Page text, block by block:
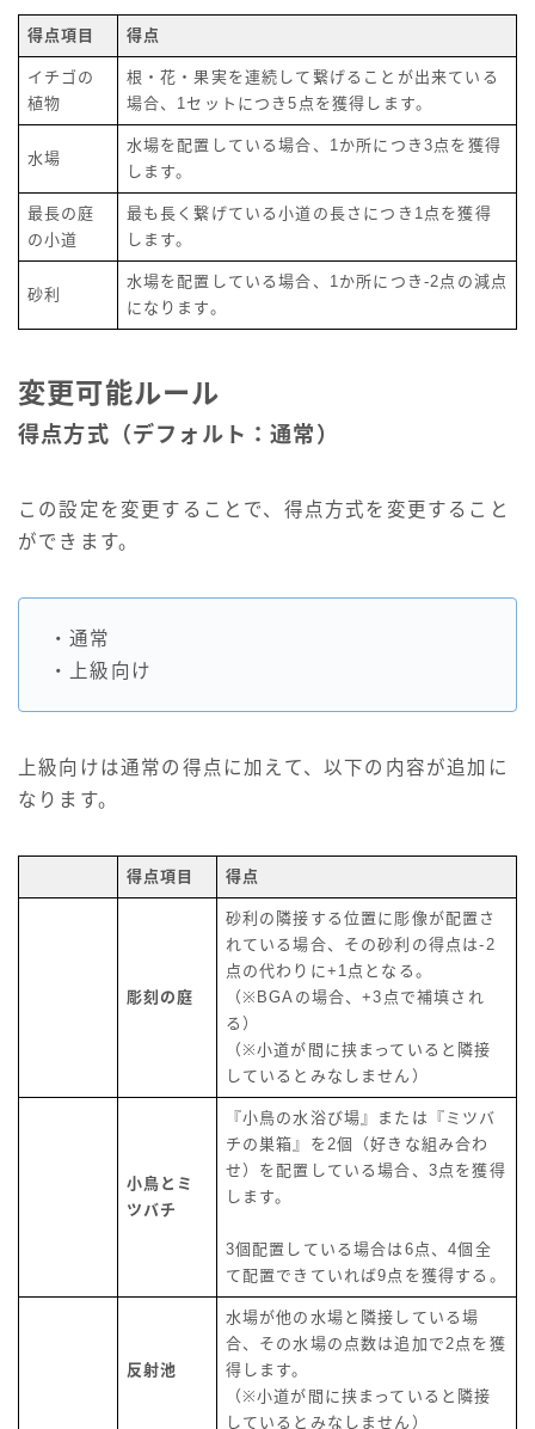
得点項目 得点
イチゴの
植物
根・花・果実を連続して繋げることが出来ている
場合、1セットにつき5点を獲得します。
水場
水場を配置している場合、1か所につき3点を獲得
します。
最長の庭
の小道
最も長く繋げている小道の長さにつき1点を獲得
します。
砂利
水場を配置している場合、1か所につき-2点の減点
になります。
変更可能ルール
得点方式（デフォルト：通常）
この設定を変更することで、得点方式を変更すること
ができます。
・通常
・上級向け
上級向けは通常の得点に加えて、以下の内容が追加に
なります。
得点項目 得点
彫刻の庭
砂利の隣接する位置に彫像が配置さ
れている場合、その砂利の得点は-2
点の代わりに+1点となる。
（※BGAの場合、+3点で補填され
る）
（※小道が間に挟まっていると隣接
しているとみなしません）
小鳥とミ
ツバチ
『小鳥の水浴び場』または『ミツバ
チの巣箱』を2個（好きな組み合わ
せ）を配置している場合、3点を獲得
します。
3個配置している場合は6点、4個全
て配置できていれば9点を獲得する。
反射池
水場が他の水場と隣接している場
合、その水場の点数は追加で2点を獲
得します。
（※小道が間に挟まっていると隣接
しているとみなしません）